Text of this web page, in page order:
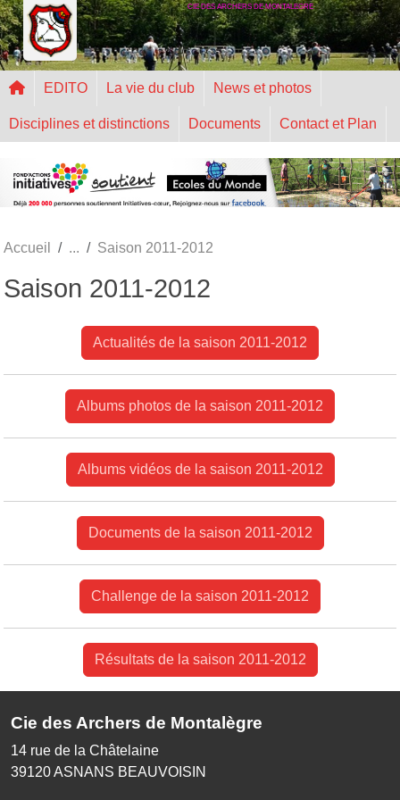
CIE DES ARCHERS DE MONTALEGRE
EDITO La vie du club News et photos
Disciplines et distinctions Documents Contact et Plan
Accueil Saison 2011-2012
Saison 2011-2012
Actualités de la saison 2011-2012
Albums photos de la saison 2011-2012
Albums vidéos de la saison 2011-2012
Documents de la saison 2011-2012
Challenge de la saison 2011-2012
Résultats de la saison 2011-2012
Cie des Archers de Montalègre
14 rue de la Châtelaine
39120ASNANS BEAUVOISIN
Panneau de gestion des cookies